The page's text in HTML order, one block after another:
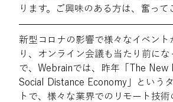
ります。ご興味のある方は、奮って
新型コロナの影響で様々なイベント
り、オンライン会議も当たり前にな
で、Webrainでは、昨年「The New
Social Distance Economy」という
トで、様々な業界でのリモート技